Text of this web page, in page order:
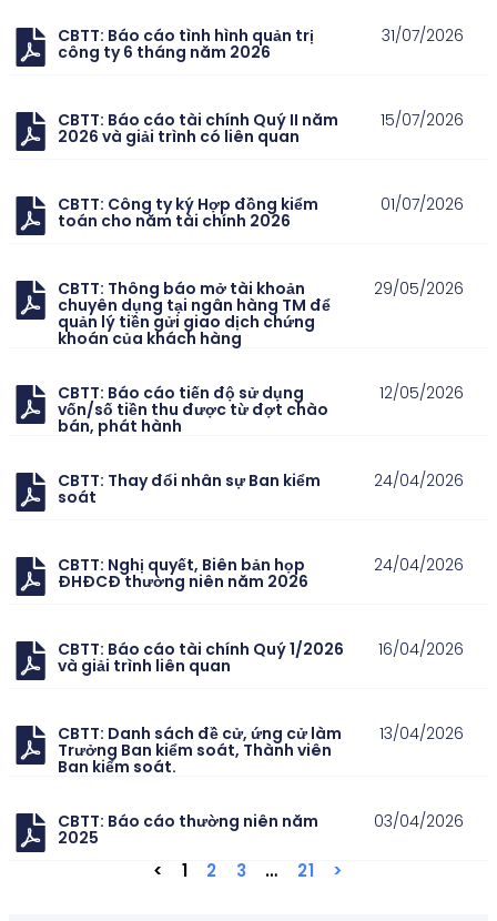
CBTT: Báo cáo tình hình quản trị
công ty 6 tháng năm 2026
31/07/2026
CBTT: Báo cáo tài chính Quý II năm
2026 và giải trình có liên quan
15/07/2026
CBTT: Công ty ký Hợp đồng kiểm
toán cho năm tài chính 2026
01/07/2026
CBTT: Thông báo mở tài khoản
chuyên dụng tại ngân hàng TM để
quản lý tiền gửi giao dịch chứng
khoán của khách hàng
29/05/2026
CBTT: Báo cáo tiến độ sử dụng
vốn/số tiền thu được từ đợt chào
bán, phát hành
12/05/2026
CBTT: Thay đổi nhân sự Ban kiểm
soát
24/04/2026
CBTT: Nghị quyết, Biên bản họp
ĐHĐCĐ thường niên năm 2026
24/04/2026
CBTT: Báo cáo tài chính Quý 1/2026
và giải trình liên quan
16/04/2026
CBTT: Danh sách đề cử, ứng cử làm
Trưởng Ban kiểm soát, Thành viên
Ban kiểm soát.
13/04/2026
CBTT: Báo cáo thường niên năm
2025
03/04/2026
< 1 2 3 … 21 >